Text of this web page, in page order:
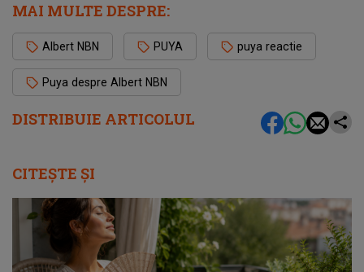
DISTRIBUIE ARTICOLUL
MAI MULTE DESPRE:
Albert NBN PUYA puya reactie
Puya despre Albert NBN
CITEȘTE ȘI